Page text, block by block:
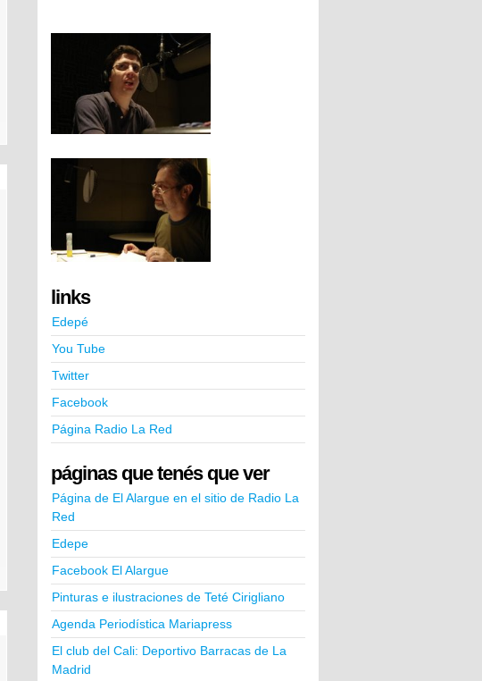
links
Edepé
You Tube
Twitter
Facebook
Página Radio La Red
páginas que tenés que ver
Página de El Alargue en el sitio de Radio La
Red
Edepe
Facebook El Alargue
Pinturas e ilustraciones de Teté Cirigliano
Agenda Periodística Mariapress
El club del Cali: Deportivo Barracas de La
Madrid